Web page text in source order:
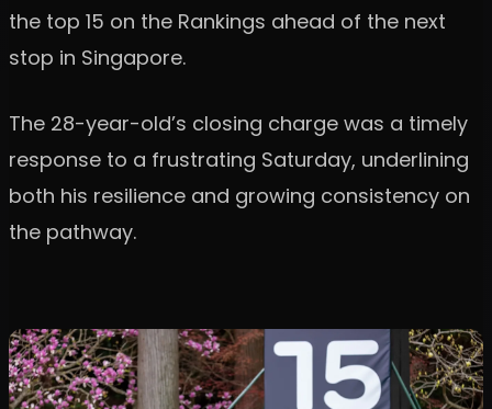
the top 15 on the Rankings ahead of the next
stop in Singapore.
The 28-year-old’s closing charge was a timely
response to a frustrating Saturday, underlining
both his resilience and growing consistency on
the pathway.